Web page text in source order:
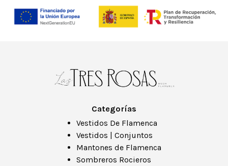
Categorías
Vestidos De Flamenca
Vestidos | Conjuntos
Mantones de Flamenca
Sombreros Rocieros